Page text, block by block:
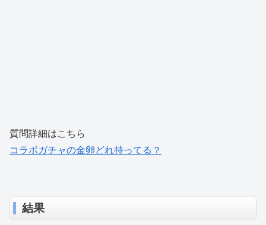
質問詳細はこちら
コラボガチャの金卵どれ持ってる？
結果